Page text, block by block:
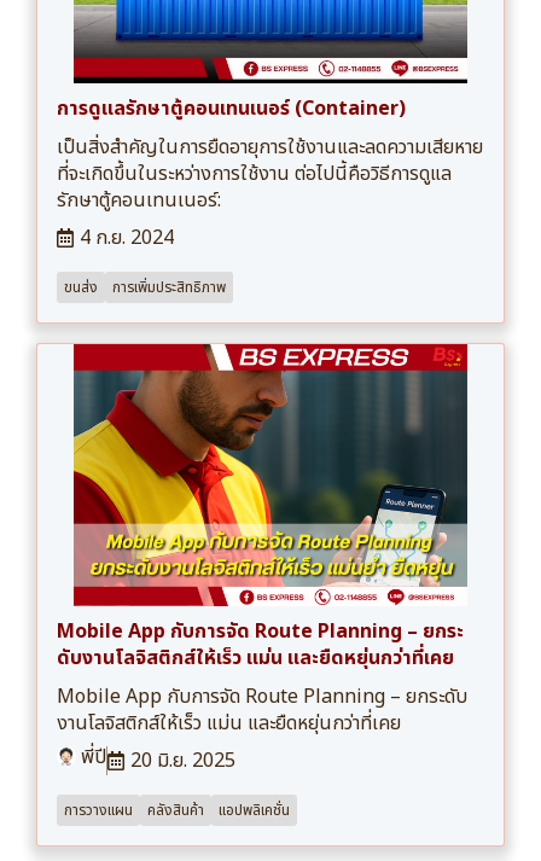
การดูแลรักษาตู้คอนเทนเนอร์ (Container)
เป็นสิ่งสำคัญในการยืดอายุการใช้งานและลดความเสียหาย
ที่จะเกิดขึ้นในระหว่างการใช้งาน ต่อไปนี้คือวิธีการดูแล
รักษาตู้คอนเทนเนอร์:
4 ก.ย. 2024
ขนส่ง การเพิ่มประสิทธิภาพ
Mobile App กับการจัด Route Planning – ยกระ
ดับงานโลจิสติกส์ให้เร็ว แม่น และยืดหยุ่นกว่าที่เคย
Mobile App กับการจัด Route Planning – ยกระดับ
งานโลจิสติกส์ให้เร็ว แม่น และยืดหยุ่นกว่าที่เคย
พี่ปี
20 มิ.ย. 2025
การวางแผน คลังสินค้า แอปพลิเคชั่น